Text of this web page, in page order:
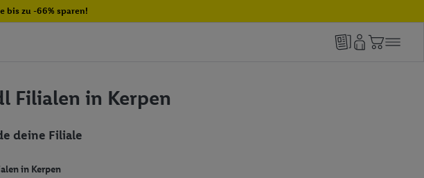
bis zu -66% sparen!
Filialen in Kerpen
deine Filiale
in Kerpen